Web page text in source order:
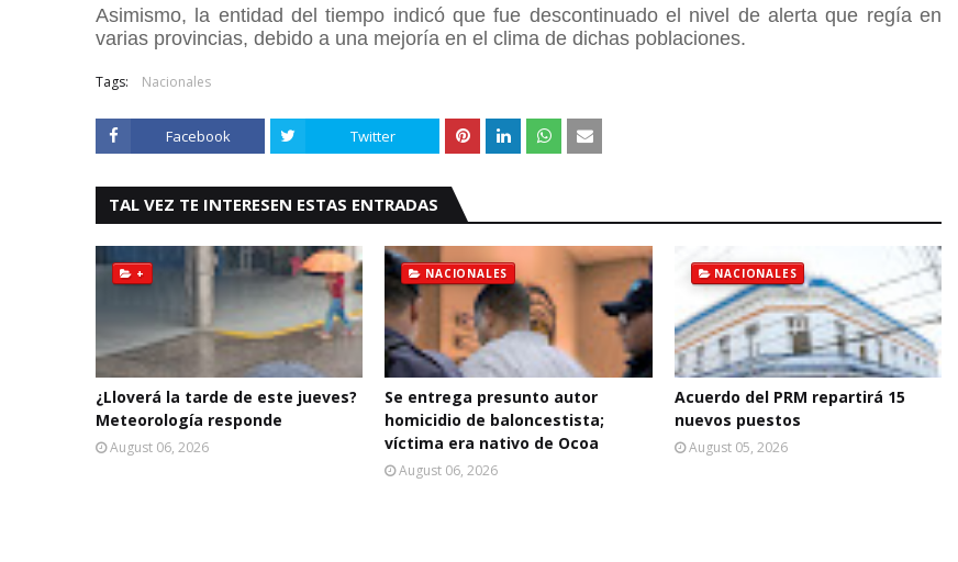
Asimismo, la entidad del tiempo indicó que fue descontinuado el nivel de alerta que regía en
varias provincias, debido a una mejoría en el clima de dichas poblaciones.
Tags: Nacionales
Facebook Twitter
TAL VEZ TE INTERESEN ESTAS ENTRADAS
+
¿Lloverá la tarde de este jueves?
Meteorología responde
August 06, 2026
NACIONALES
Se entrega presunto autor
homicidio de baloncestista;
víctima era nativo de Ocoa
August 06, 2026
NACIONALES
Acuerdo del PRM repartirá 15
nuevos puestos
August 05, 2026